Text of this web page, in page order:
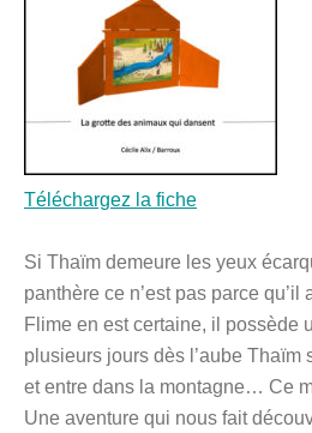
Téléchargez la fiche
Si Thaïm demeure les yeux
panthère ce n’est pas parce qu’il
Flime en est certaine, il possède
plusieurs jours dès l’aube Thaïm
et entre dans la montagne… Ce
Une aventure qui nous fait